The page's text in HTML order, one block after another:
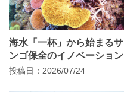
海水「一杯」から始まるサ
ンゴ保全のイノベーション
投稿日：2026/07/24